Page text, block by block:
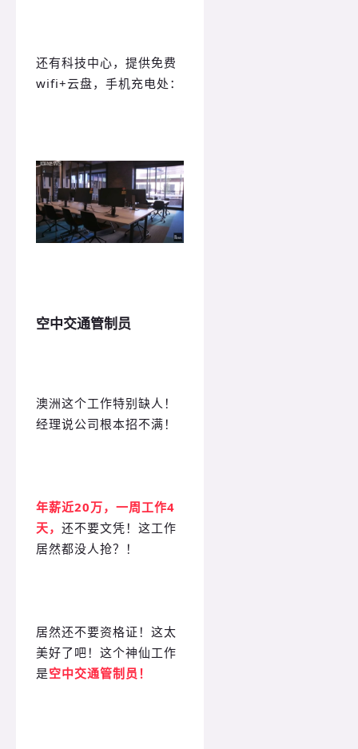
还有科技中心，提供免费
wifi+云盘，手机充电处：
空中交通管制员
澳洲这个工作特别缺人！
经理说公司根本招不满！
年薪近20万，一周工作4
天， 还不要文凭！这工作
居然都没人抢？！
居然还不要资格证！这太
美好了吧！这个神仙工作
是空中交通管制员！